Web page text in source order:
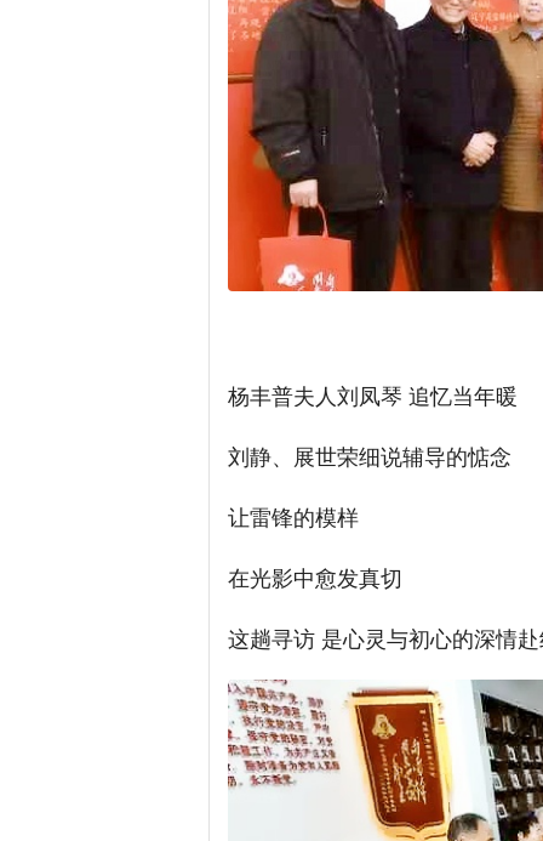
杨丰普夫人刘凤琴 追忆当年暖
刘静、展世荣细说辅导的惦念
让雷锋的模样
在光影中愈发真切
这趟寻访 是心灵与初心的深情